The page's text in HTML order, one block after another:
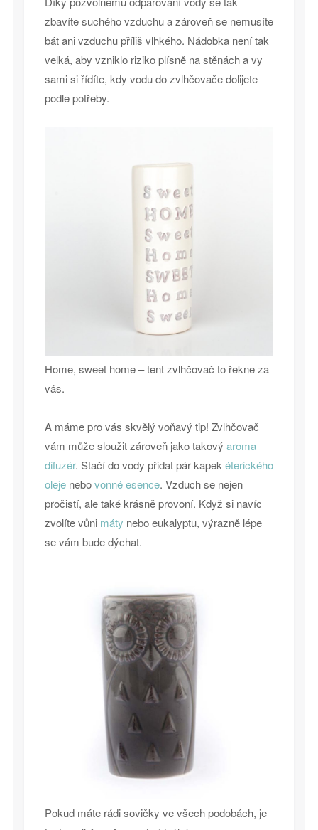
zbavíte suchého vzduchu a zároveň se nemusíte
bát ani vzduchu příliš vlhkého. Nádobka není tak
velká, aby vzniklo riziko plísně na stěnách a vy
sami si řídíte, kdy vodu do zvlhčovače dolijete
podle potřeby.
Home, sweet home – tent zvlhčovač to řekne za
vás.
A máme pro vás skvělý voňavý tip! Zvlhčovač
vám může sloužit zároveň jako takový aroma
difuzér. Stačí do vody přidat pár kapek éterického
olejenebovonné esence. Vzduch se nejen
pročistí, ale také krásně provoní. Když si navíc
zvolíte vůni máty nebo eukalyptu, výrazně lépe
se vám bude dýchat.
Pokud máte rádi sovičky ve všech podobách, je